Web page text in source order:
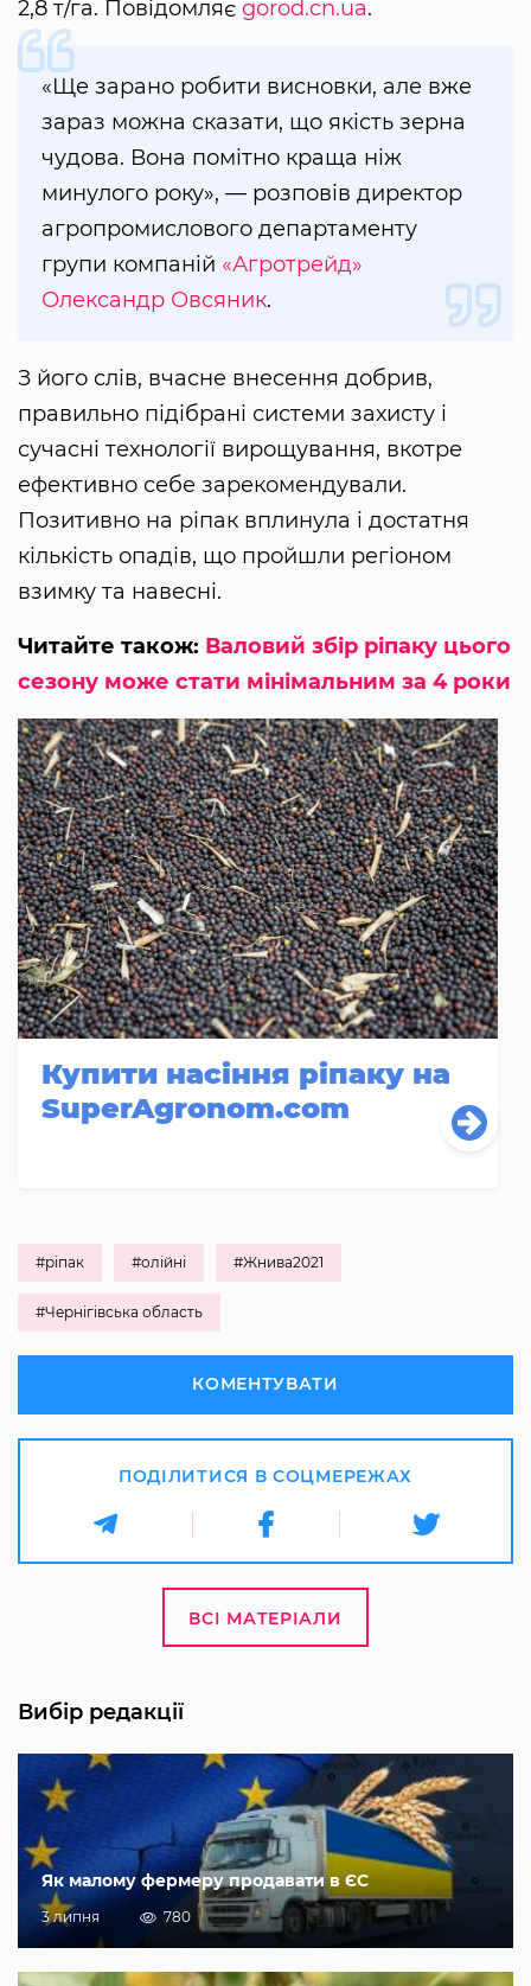
2,8 т/га. Повідомляє gorod.cn.ua.
«Ще зарано робити висновки, але вже
зараз можна сказати, що якість зерна
чудова. Вона помітно краща ніж
минулого року», — розповів директор
агропромислового департаменту
групи компаній «Агротрейд»
Олександр Овсяник.
З його слів, вчасне внесення добрив,
правильно підібрані системи захисту і
сучасні технології вирощування, вкотре
ефективно себе зарекомендували.
Позитивно на ріпак вплинула і достатня
кількість опадів, що пройшли регіоном
взимку та навесні.
Читайте також: Валовий збір ріпаку цього
сезону може стати мінімальним за 4 роки
Купити насіння ріпаку на
SuperAgronom.com
#ріпак #олійні #Жнива2021
#Чернігівська область
КОМЕНТУВАТИ
ПОДІЛИТИСЯ В СОЦМЕРЕЖАХ
ВСІ МАТЕРІАЛИ
Вибір редакції
Як малому фермеру продавати в ЄС
3 липня 780